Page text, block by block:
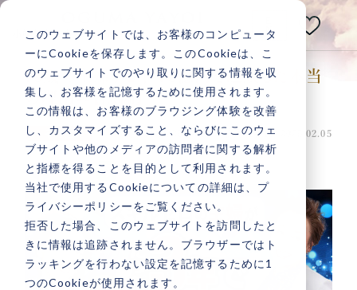
このウェブサイトでは、お客様のコンピュータ
ーにCookieを保存します。このCookieは、こ
のウェブサイトでのやり取りに関する情報を収
集し、お客様を記憶するために使用されます。
この情報は、お客様のブラウジング体験を改善
し、カスタマイズすること、ならびにこのウェ
ブサイトや他のメディアの訪問者に関する解析
と指標を得ることを目的として利用されます。
当社で使用するCookieについての詳細は、プ
ライバシーポリシーをご覧ください。
拒否した場合、このウェブサイトを訪問したと
きに情報は追跡されません。ブラウザーではト
ラッキングを行わない設定を記憶するために1
つのCookieが使用されます。
小熊弥生公式メディアサイト
N
あなたの人生は
いつだって変えられる！
記事検索
人気記事一覧
75歳の主婦が2年で3億円を達成した本当
の理由👀【前編】
その他 投稿日：2025.02.05 最終更新日：2025.02.05